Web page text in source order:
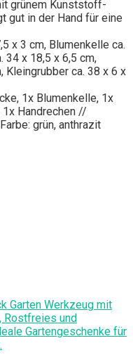
grünem Kunststoff-
gut in der Hand für eine
x 3 cm, Blumenkelle ca.
34 x 18,5 x 6,5 cm,
Kleingrubber ca. 38 x 6 x
1x Blumenkelle, 1x
1x Handrechen //
grün, anthrazit
Garten Werkzeug mit
Rostfreies und
Gartengeschenke für